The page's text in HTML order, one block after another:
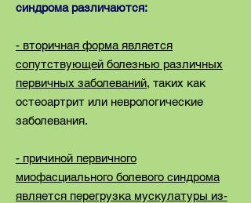
синдрома различаются:
- вторичная форма является
сопутствующей болезнью различных
первичных заболеваний, таких как
остеоартрит или неврологические
заболевания.
- причиной первичного
миофасциального болевого синдрома
является перегрузка мускулатуры из-